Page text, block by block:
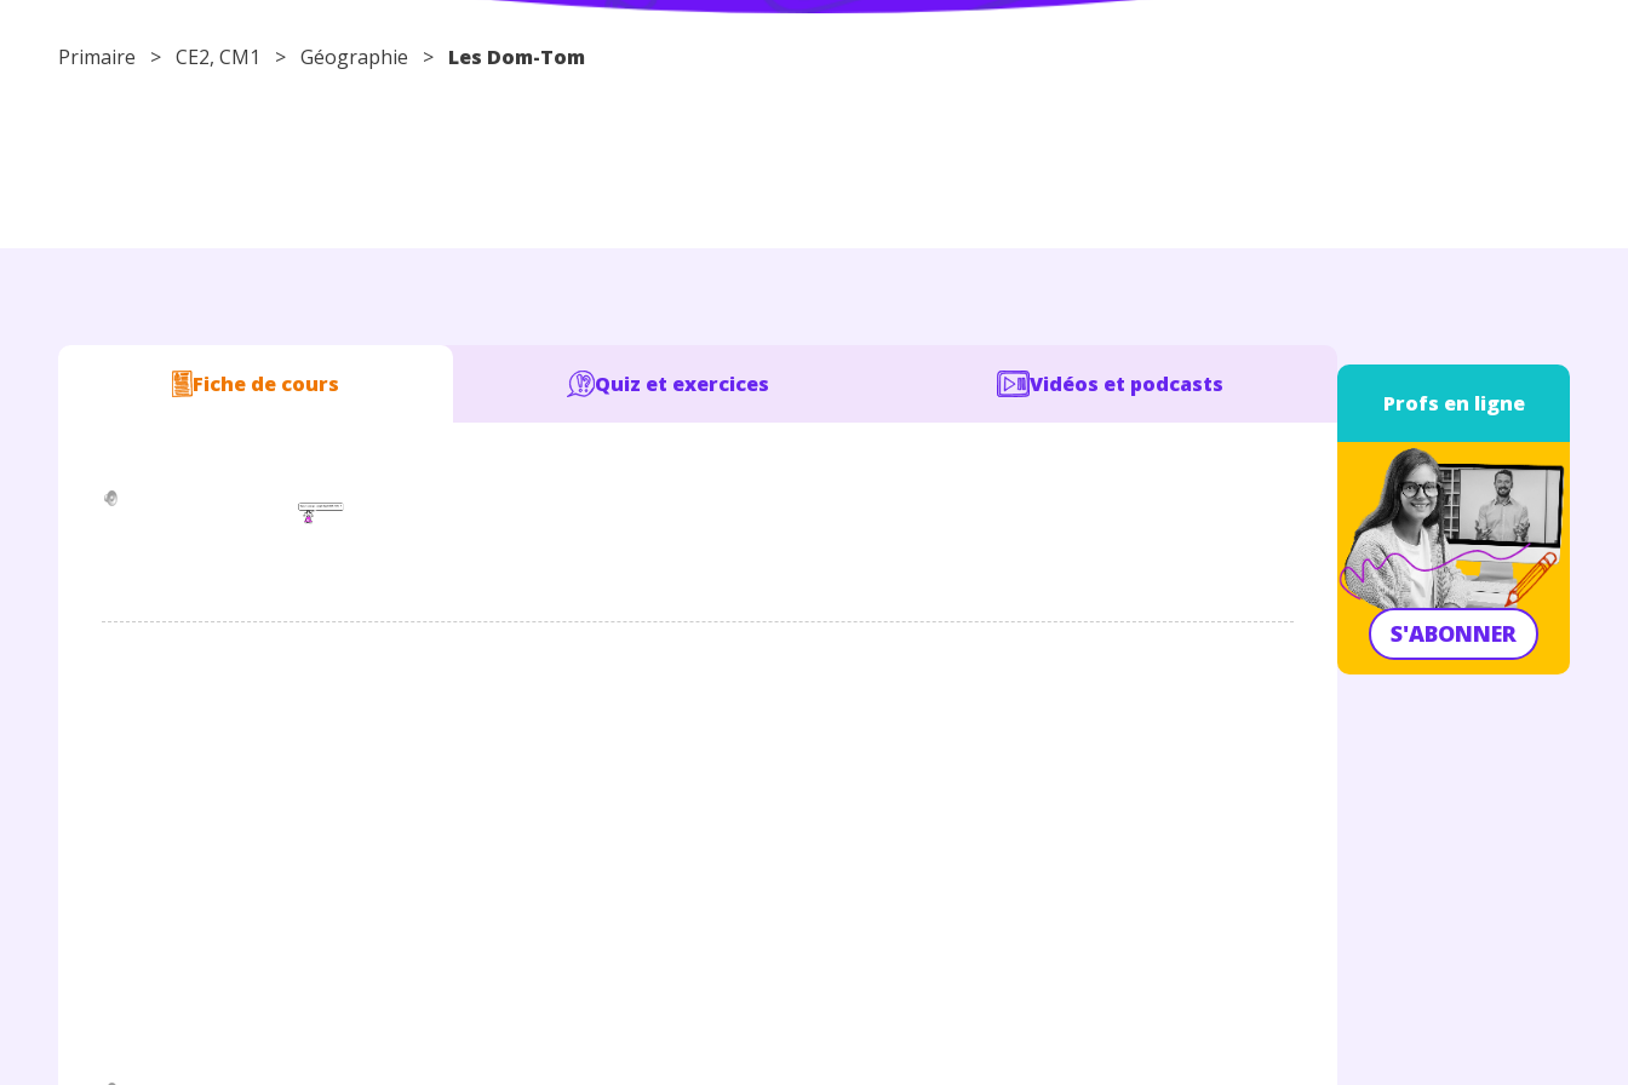
Primaire > CE2, CM1 > Géographie > Les Dom-Tom
Fiche de cours Quiz et exercices Vidéos et podcasts
Profs en ligne
S'ABONNER